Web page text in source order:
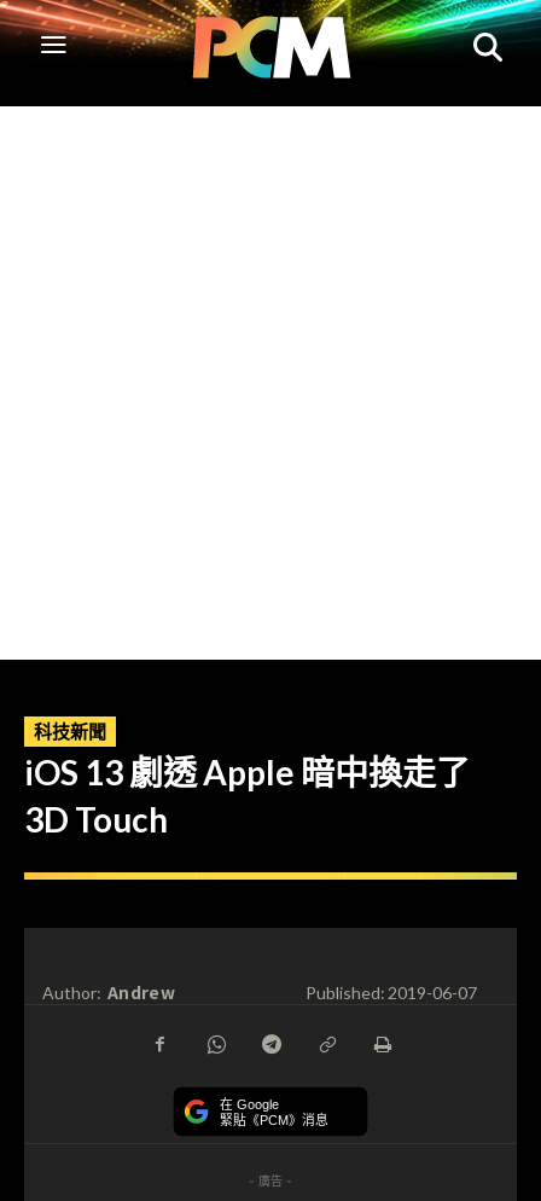
科技新聞
iOS 13 劇透 Apple 暗中換走了
3D Touch
Author: Andrew Published:2019-06-07
在 Google
緊貼《PCM》消息
- 廣告 -